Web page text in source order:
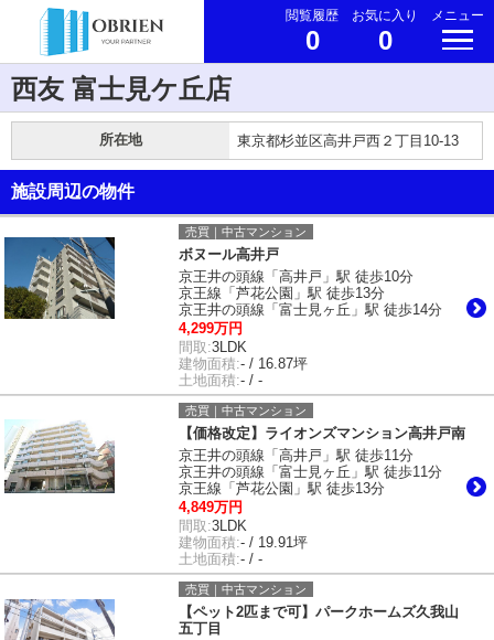
閲覧履歴
0
お気に入り
0
メニュー
西友 富士見ケ丘店
所在地 東京都杉並区高井戸西２丁目10-13
施設周辺の物件
売買｜中古マンション
ボヌール高井戸
京王井の頭線「高井戸」駅 徒歩10分
京王線「芦花公園」駅 徒歩13分
京王井の頭線「富士見ヶ丘」駅 徒歩14分
4,299万円
間取:3LDK
建物面積:- / 16.87坪
土地面積:- / -
売買｜中古マンション
【価格改定】ライオンズマンション高井戸南
京王井の頭線「高井戸」駅 徒歩11分
京王井の頭線「富士見ヶ丘」駅 徒歩11分
京王線「芦花公園」駅 徒歩13分
4,849万円
間取:3LDK
建物面積:- / 19.91坪
土地面積:- / -
売買｜中古マンション
【ペット2匹まで可】パークホームズ久我山
五丁目